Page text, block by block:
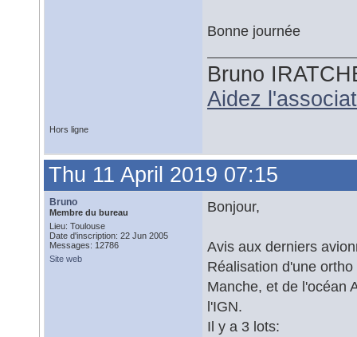
Bonne journée
Bruno
Aidez
Hors ligne
Thu 11 April 2019 07:15
Bruno
Membre du bureau
Lieu: Toulouse
Date d'inscription: 22 Jun 2005
Messages: 12786
Site web
Bonjour,
Avis aux derniers
Réalisation d'une
Manche, et de l'océan
l'IGN.
Il y a 3 lots: